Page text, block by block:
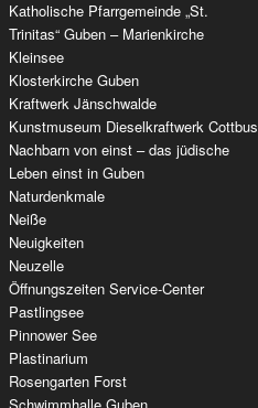
Katholische Pfarrgemeinde „St.
Trinitas“ Guben – Marienkirche
Kleinsee
Klosterkirche Guben
Kraftwerk Jänschwalde
Kunstmuseum Dieselkraftwerk Cottbus
Nachbarn von einst – das jüdische
Leben einst in Guben
Naturdenkmale
Neiße
Neuigkeiten
Neuzelle
Öffnungszeiten Service-Center
Pastlingsee
Pinnower See
Plastinarium
Rosengarten Forst